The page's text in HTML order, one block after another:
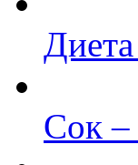
Сок –